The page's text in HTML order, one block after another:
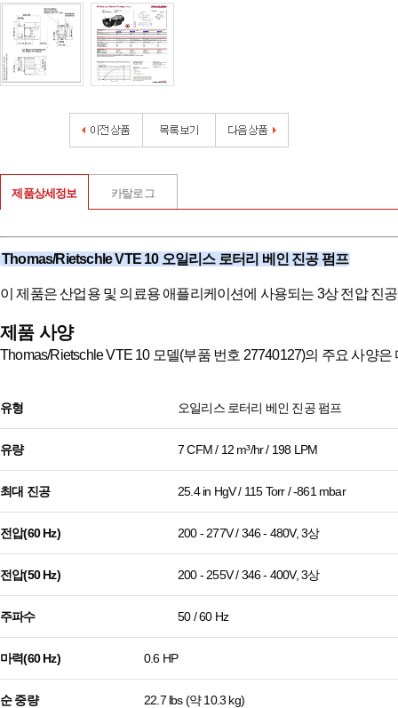
제품상세정보 카탈로그
Thomas/Rietschle VTE 10 오일리스 로터리 베인 진공 펌프
이 제품은 산업용 및 의료용 애플리케이션에 사용되는 3상 전압 진
제품 사양
Thomas/Rietschle VTE 10 모델(부품 번호 27740127)의 주요 사양은
유형 오일리스 로터리 베인 진공 펌프
유량 7 CFM / 12 m³/hr / 198 LPM
최대 진공 25.4 in HgV / 115 Torr / -861 mbar
전압(60 Hz) 200 - 277V / 346 - 480V, 3상
전압(50 Hz) 200 - 255V / 346 - 400V, 3상
주파수 50 / 60 Hz
마력(60 Hz) 0.6 HP
순 중량 22.7 lbs (약 10.3 kg)